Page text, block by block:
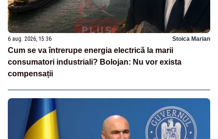
6 aug. 2026, 15:36 Stoica Marian
Cum se va întrerupe energia electrică la marii
consumatori industriali? Bolojan: Nu vor exista
compensații